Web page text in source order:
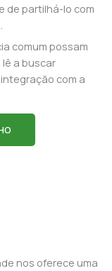
de partilhá-lo com
comum possam
a buscar
com a
nos oferece uma